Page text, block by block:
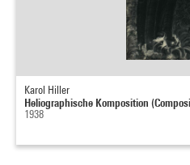
Karol Hiller
Heliographische Komposition
1938